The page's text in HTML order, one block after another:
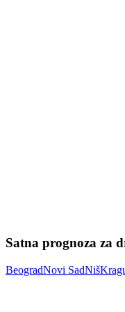
Satna prognoza za
BeogradNovi SadNiš